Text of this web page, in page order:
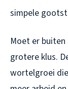
simpele
Moet er buiten
grotere klus.
wortelgroei